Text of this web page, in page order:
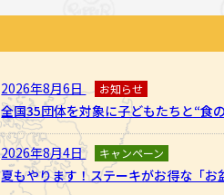
2026年8月6日 お知らせ
全国35団体を対象に子どもたちと“食
2026年8月4日 キャンペーン
夏もやります！ステーキがお得な「お